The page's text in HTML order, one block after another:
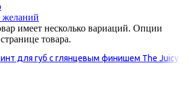
желаний
имеет несколько вариаций. Опции
товара.
для губ с глянцевым финишем The Juicy